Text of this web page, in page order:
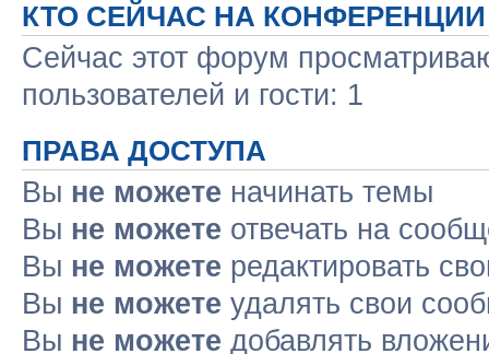
КТО СЕЙЧАС НА КОНФЕРЕНЦИИ
Сейчас этот форум
пользователей и гости: 1
ПРАВА ДОСТУПА
Вы не можете начинать темы
Вы не можете отвечать на
Вы не можете редактировать
Вы не можете удалять свои
Вы не можете добавлять